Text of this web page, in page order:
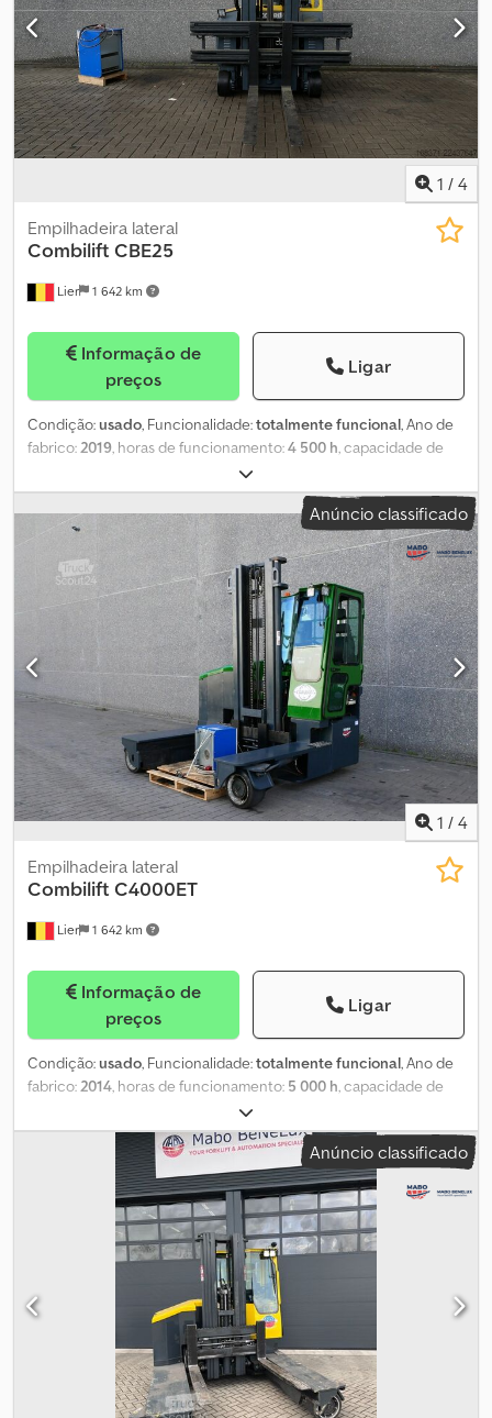
1 / 4
Lier 1 642 km
Empilhadeira lateral
Combilift CBE25
Informação de
preços
Ligar
Condição:usado, Funcionalidade:totalmente funcional, Ano de
fabrico:2019, horas de funcionamento:4 500 h, capacidade de
, altura de elevação:
2 050 mm, tipo de combustível:elétrico, tipo de mastro:triplex,
cor:amarelo, O Combilift CBE25 é um empilhador lateral de 2019
com 4500 horas de operação. Possui comando por joystick.
Codozp D Etepfx Aqwoha
Anúncio classificado
1 / 4
Lier 1 642 km
Empilhadeira lateral
Combilift C4000ET
Informação de
preços
Ligar
Condição:usado, Funcionalidade:totalmente funcional, Ano de
fabrico:2014, horas de funcionamento: 5 000 h, capacidade de
, altura de elevação:
combustível:elétrico, tipo de mastro:duplex, cor:verde, O
Combilift C4000ET é um empilhador lateral fabricado em 2014,
com 5000 horas de utilização. Possui cabine fechada e sistema
de aquecimento. Chodpjzpyttefx Aqwsa
Anúncio classificado